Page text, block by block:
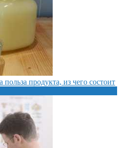
продукта, из чего состоит